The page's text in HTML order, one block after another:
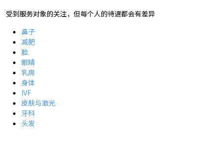
受到服务对象的关注，但每个人的待遇都会有差异
鼻子
减肥
脸
眼睛
乳房
身体
IVF
皮肤与激光
牙科
头发